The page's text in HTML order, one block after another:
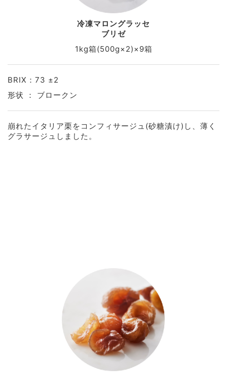
冷凍マロングラッセ
ブリゼ
1kg箱(500g×2)×9箱
BRIX：73 ±2
形状 ： ブロークン
崩れたイタリア栗をコンフィサージュ(砂糖漬け)し、薄く
グラサージュしました。